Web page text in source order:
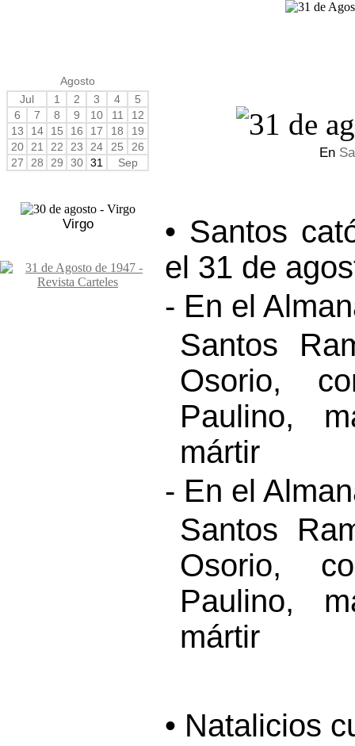
Agosto
Jul
1 2 3 4
5
6
7 8 9 10 11
12
13
14 15 16 17 18
19
20
21 22 23 24 25
26
27
28 29 30 31 Sep
Virgo
En
• Santos
el 31 de
- En el
Santos
Osorio,
Paulino,
mártir
- En el
Santos
Osorio,
Paulino,
mártir
• Natalicios